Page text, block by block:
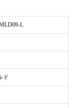
L
ド